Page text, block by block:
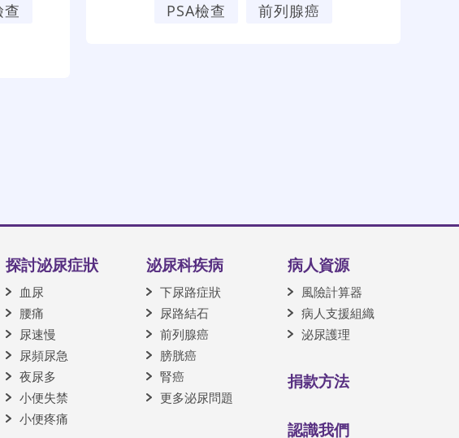
查
PSA檢查 前列腺癌
探討泌尿症狀
血尿
腰痛
尿速慢
尿頻尿急
夜尿多
小便失禁
小便疼痛
泌尿科疾病
下尿路症狀
尿路結石
前列腺癌
膀胱癌
腎癌
更多泌尿問題
病人資源
風險計算器
病人支援組織
泌尿護理
捐款方法
認識我們